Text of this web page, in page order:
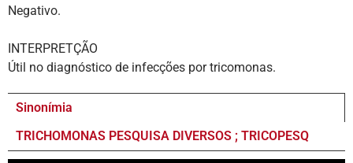
Negativo.
INTERPRETÇÃO
Útil no diagnóstico de infecções por tricomonas.
Sinonímia
TRICHOMONAS PESQUISA DIVERSOS ; TRICOPESQ